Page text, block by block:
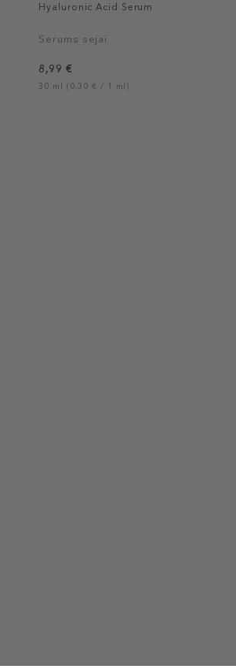
Hyaluronic Acid Serum
Serums sejai
8,99 €
30 ml (0,30 € / 1 ml)